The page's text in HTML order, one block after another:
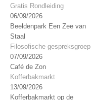
Gratis Rondleiding
06/09/2026
Beeldenpark Een Zee van
Staal
Filosofische gespreksgroep
07/09/2026
Café de Zon
Kofferbakmarkt
13/09/2026
Kofferbakmarkt op de